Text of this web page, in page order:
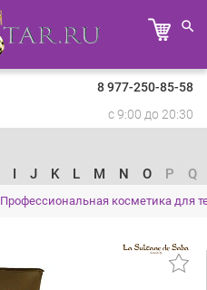
8 977-250-85-58
с 9:00 до 20:30
I J K L M N O P Q
Профессиональная косметика для